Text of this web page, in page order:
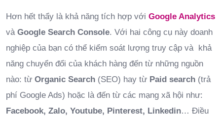
Hơn hết thẩy là khả năng tích hợp với Google Analytics
và Google Search Console. Với hai công cụ này doanh
nghiệp của bạn có thể kiểm soát lượng truy cập và khả
năng chuyển đổi của khách hàng đến từ những nguồn
nào: từ Organic Search (SEO) hay từ Paid search (trả
phí Google Ads) hoặc là đến từ các mạng xã hội như:
Facebook, Zalo, Youtube, Pinterest, Linkedin… Điều